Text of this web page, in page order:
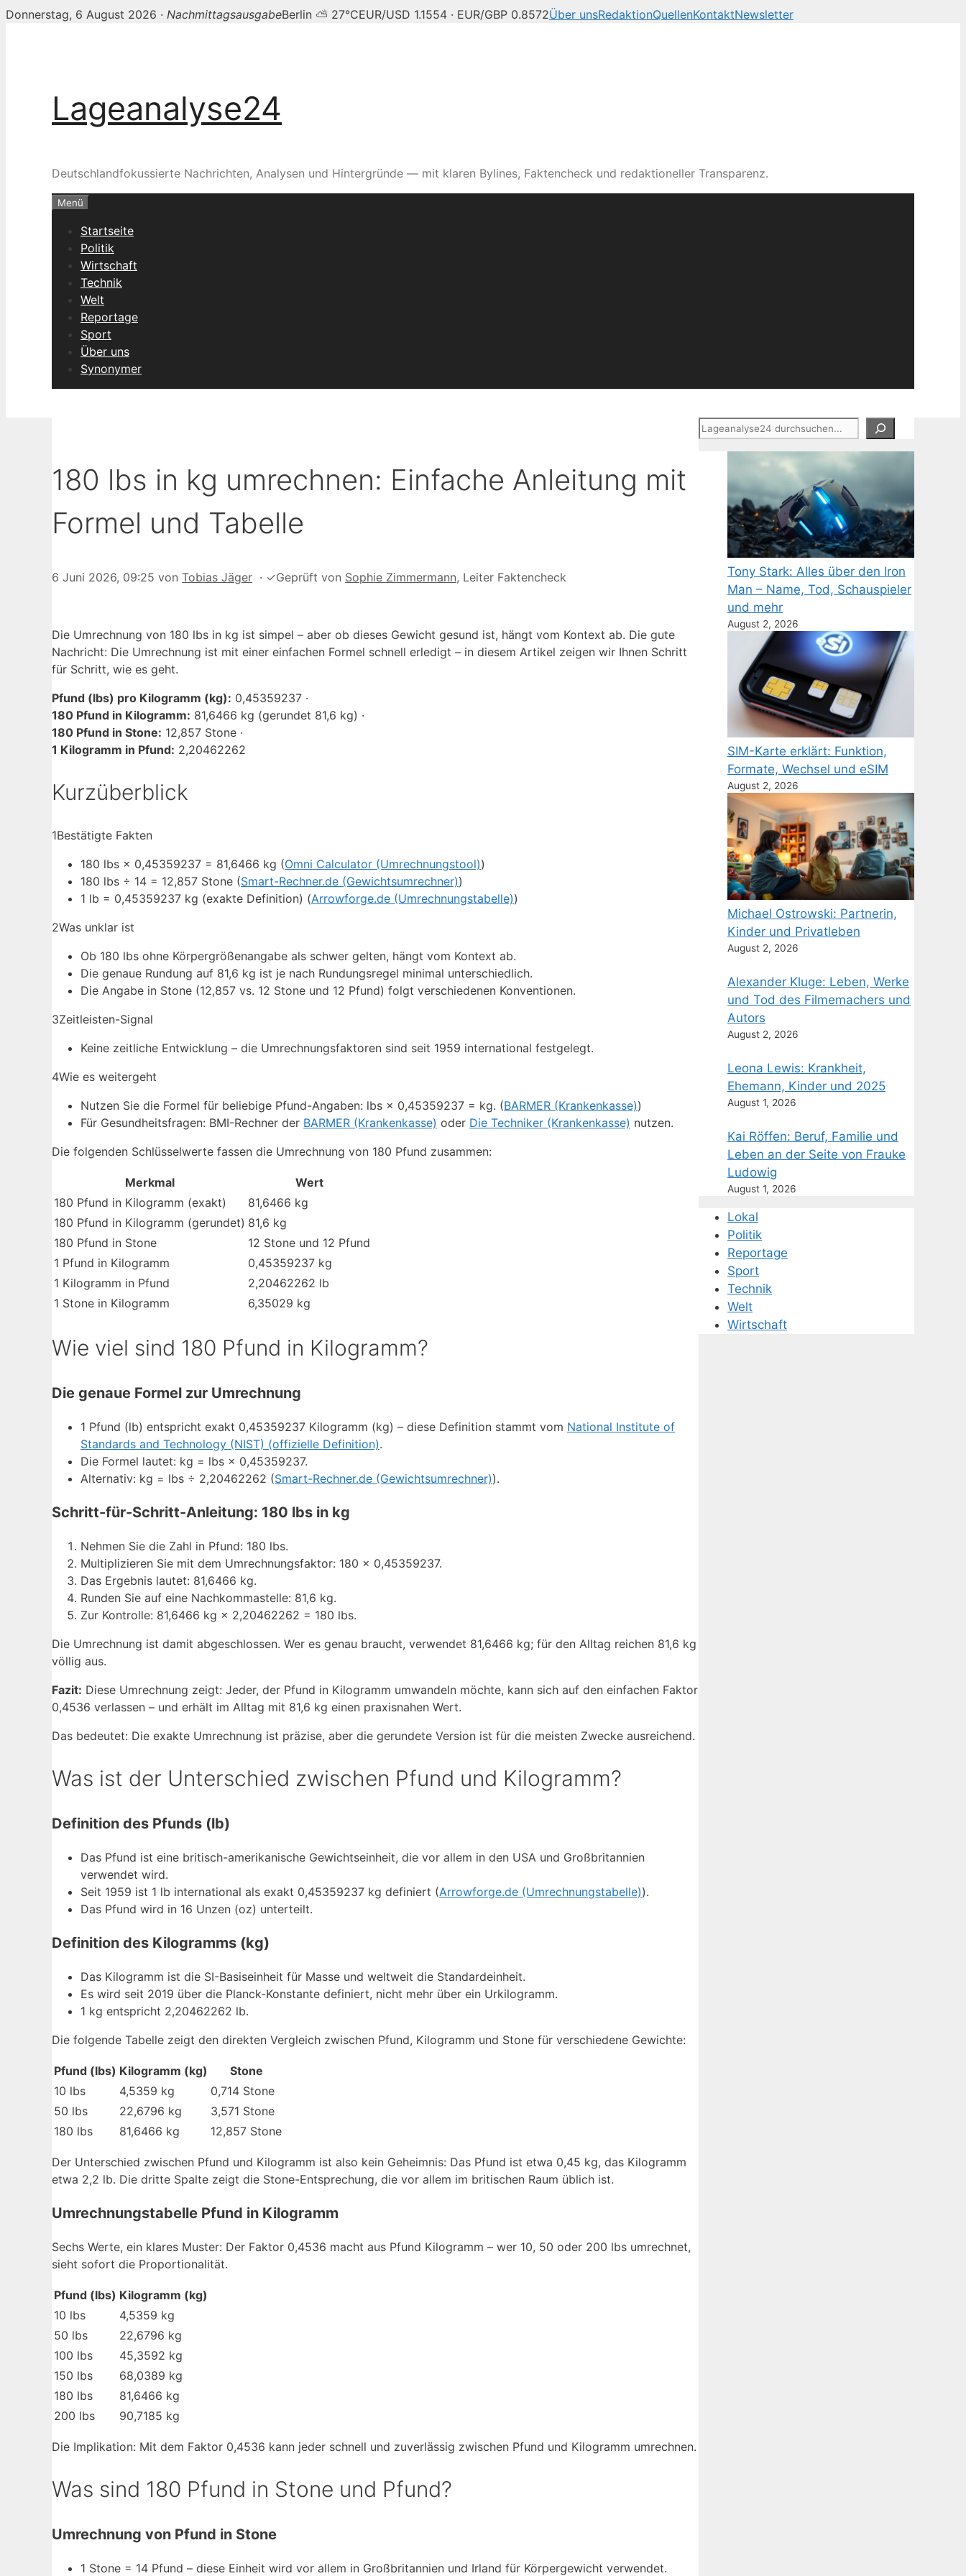
Donnerstag, 6 August 2026 · NachmittagsausgabeBerlin ⛅ 27°CEUR/USD 1.1554 · EUR/GBP 0.8572Über unsRedaktionQuellenKontaktNewsletter
Lageanalyse24
Deutschlandfokussierte Nachrichten, Analysen und Hintergründe — mit klaren Bylines, Faktencheck und redaktioneller Transparenz.
Menü
Startseite
Politik
Wirtschaft
Technik
Welt
Reportage
Sport
Über uns
Synonymer
180 lbs in kg umrechnen: Einfache Anleitung mit
Formel und Tabelle
6 Juni 2026, 09:25 von Tobias Jäger · ✓Geprüft von Sophie Zimmermann, Leiter Faktencheck
Die Umrechnung von 180 lbs in kg ist simpel – aber ob dieses Gewicht gesund ist, hängt vom Kontext ab. Die gute
Nachricht: Die Umrechnung ist mit einer einfachen Formel schnell erledigt – in diesem Artikel zeigen wir Ihnen Schritt
für Schritt, wie es geht.
Pfund (lbs) pro Kilogramm (kg): 0,45359237 ·
180 Pfund in Kilogramm: 81,6466 kg (gerundet 81,6 kg) ·
180 Pfund in Stone: 12,857 Stone ·
1 Kilogramm in Pfund: 2,20462262
Kurzüberblick
1Bestätigte Fakten
180 lbs × 0,45359237 = 81,6466 kg (Omni Calculator (Umrechnungstool))
180 lbs ÷ 14 = 12,857 Stone (Smart-Rechner.de (Gewichtsumrechner))
1 lb = 0,45359237 kg (exakte Definition) (Arrowforge.de (Umrechnungstabelle))
2Was unklar ist
Ob 180 lbs ohne Körpergrößenangabe als schwer gelten, hängt vom Kontext ab.
Die genaue Rundung auf 81,6 kg ist je nach Rundungsregel minimal unterschiedlich.
Die Angabe in Stone (12,857 vs. 12 Stone und 12 Pfund) folgt verschiedenen Konventionen.
3Zeitleisten-Signal
Keine zeitliche Entwicklung – die Umrechnungsfaktoren sind seit 1959 international festgelegt.
4Wie es weitergeht
Nutzen Sie die Formel für beliebige Pfund-Angaben: lbs × 0,45359237 = kg. (BARMER (Krankenkasse))
Für Gesundheitsfragen: BMI-Rechner der BARMER (Krankenkasse) oder Die Techniker (Krankenkasse) nutzen.
Die folgenden Schlüsselwerte fassen die Umrechnung von 180 Pfund zusammen:
Merkmal
Wert
180 Pfund in Kilogramm (exakt)
81,6466 kg
180 Pfund in Kilogramm (gerundet) 81,6 kg
180 Pfund in Stone
12 Stone und 12 Pfund
1 Pfund in Kilogramm
0,45359237 kg
1 Kilogramm in Pfund
2,20462262 lb
1 Stone in Kilogramm
6,35029 kg
Wie viel sind 180 Pfund in Kilogramm?
Die genaue Formel zur Umrechnung
1 Pfund (lb) entspricht exakt 0,45359237 Kilogramm (kg) – diese Definition stammt vom National Institute of
Standards and Technology (NIST) (offizielle Definition).
Die Formel lautet: kg = lbs × 0,45359237.
Alternativ: kg = lbs ÷ 2,20462262 (Smart-Rechner.de (Gewichtsumrechner)).
Schritt-für-Schritt-Anleitung: 180 lbs in kg
Nehmen Sie die Zahl in Pfund: 180 lbs.
Multiplizieren Sie mit dem Umrechnungsfaktor: 180 × 0,45359237.
Das Ergebnis lautet: 81,6466 kg.
Runden Sie auf eine Nachkommastelle: 81,6 kg.
Zur Kontrolle: 81,6466 kg × 2,20462262 = 180 lbs.
Die Umrechnung ist damit abgeschlossen. Wer es genau braucht, verwendet 81,6466 kg; für den Alltag reichen 81,6 kg
völlig aus.
Fazit: Diese Umrechnung zeigt: Jeder, der Pfund in Kilogramm umwandeln möchte, kann sich auf den einfachen Faktor
0,4536 verlassen – und erhält im Alltag mit 81,6 kg einen praxisnahen Wert.
Das bedeutet: Die exakte Umrechnung ist präzise, aber die gerundete Version ist für die meisten Zwecke ausreichend.
Was ist der Unterschied zwischen Pfund und Kilogramm?
Definition des Pfunds (lb)
Das Pfund ist eine britisch-amerikanische Gewichtseinheit, die vor allem in den USA und Großbritannien
verwendet wird.
Seit 1959 ist 1 lb international als exakt 0,45359237 kg definiert (Arrowforge.de (Umrechnungstabelle)).
Das Pfund wird in 16 Unzen (oz) unterteilt.
Definition des Kilogramms (kg)
Das Kilogramm ist die SI-Basiseinheit für Masse und weltweit die Standardeinheit.
Es wird seit 2019 über die Planck-Konstante definiert, nicht mehr über ein Urkilogramm.
1 kg entspricht 2,20462262 lb.
Die folgende Tabelle zeigt den direkten Vergleich zwischen Pfund, Kilogramm und Stone für verschiedene Gewichte:
Pfund (lbs) Kilogramm (kg)
Stone
10 lbs
4,5359 kg
0,714 Stone
50 lbs
22,6796 kg
3,571 Stone
180 lbs
81,6466 kg 12,857 Stone
Der Unterschied zwischen Pfund und Kilogramm ist also kein Geheimnis: Das Pfund ist etwa 0,45 kg, das Kilogramm
etwa 2,2 lb. Die dritte Spalte zeigt die Stone-Entsprechung, die vor allem im britischen Raum üblich ist.
Umrechnungstabelle Pfund in Kilogramm
Sechs Werte, ein klares Muster: Der Faktor 0,4536 macht aus Pfund Kilogramm – wer 10, 50 oder 200 lbs umrechnet,
sieht sofort die Proportionalität.
Pfund (lbs) Kilogramm (kg)
10 lbs
4,5359 kg
50 lbs
22,6796 kg
100 lbs
45,3592 kg
150 lbs
68,0389 kg
180 lbs
81,6466 kg
200 lbs
90,7185 kg
Die Implikation: Mit dem Faktor 0,4536 kann jeder schnell und zuverlässig zwischen Pfund und Kilogramm umrechnen.
Was sind 180 Pfund in Stone und Pfund?
Umrechnung von Pfund in Stone
1 Stone = 14 Pfund – diese Einheit wird vor allem in Großbritannien und Irland für Körpergewicht verwendet.
Suchen
Tony Stark: Alles über den Iron
Man – Name, Tod, Schauspieler
und mehr
August 2, 2026
SIM-Karte erklärt: Funktion,
Formate, Wechsel und eSIM
August 2, 2026
Michael Ostrowski: Partnerin,
Kinder und Privatleben
August 2, 2026
Alexander Kluge: Leben, Werke
und Tod des Filmemachers und
Autors
August 2, 2026
Leona Lewis: Krankheit,
Ehemann, Kinder und 2025
August 1, 2026
Kai Röffen: Beruf, Familie und
Leben an der Seite von Frauke
Ludowig
August 1, 2026
Lokal
Politik
Reportage
Sport
Technik
Welt
Wirtschaft